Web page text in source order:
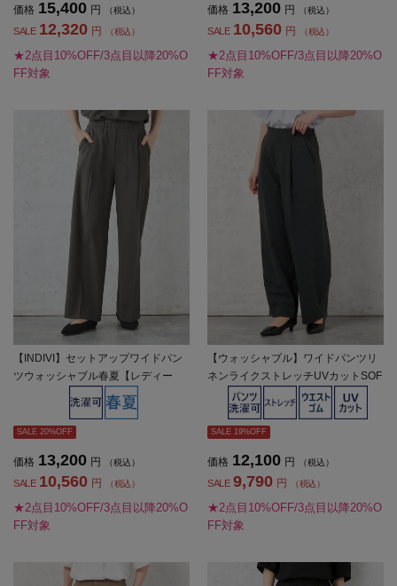
価格 15,400 円 （税込）
SALE 12,320 円 （税込）
★2点目10%OFF/3点目以降20%O
FF対象
価格 13,200 円 （税込）
SALE 10,560 円 （税込）
★2点目10%OFF/3点目以降20%O
FF対象
【INDIVI】セットアップワイドパン
ツウォッシャブル春夏【レディー
SALE 20%OFF
価格 13,200 円 （税込）
SALE 10,560 円 （税込）
★2点目10%OFF/3点目以降20%O
FF対象
【ウォッシャブル】ワイドパンツリ
ネンライクストレッチUVカットSOF
FICE春夏【レディース】
SALE 19%OFF
価格 12,100 円 （税込）
SALE 9,790 円 （税込）
★2点目10%OFF/3点目以降20%O
FF対象